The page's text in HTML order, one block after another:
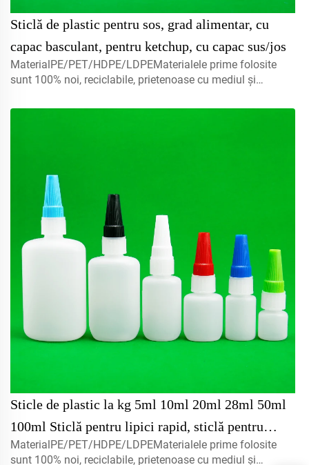
Sticlă de plastic pentru sos, grad alimentar, cu
capac basculant, pentru ketchup, cu capac sus/jos
MaterialPE/PET/HDPE/LDPEMaterialele prime folosite
sunt 100% noi, reciclabile, prietenoase cu mediul și
alimentare.Volum5ml 10ml 15mlcontactați-ne pentru
Sticle de plastic la kg 5ml 10ml 20ml 28ml 50ml
100ml Sticlă pentru lipici rapid, sticlă pentru
adeziv cianoacrilic, cu capac răsucit
MaterialPE/PET/HDPE/LDPEMaterialele prime folosite
sunt 100% noi, reciclabile, prietenoase cu mediul și